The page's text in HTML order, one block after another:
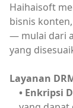
Haihaisoft
bisnis
— mulai dari
yang
Layanan
• Enkripsi